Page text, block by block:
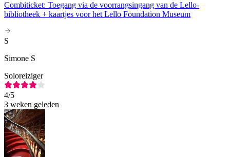
Combiticket: Toegang via de voorrangsingang van de Lello-
bibliotheek + kaartjes voor het Lello Foundation Museum
S
Simone S
Soloreiziger
4/5
3 weken geleden